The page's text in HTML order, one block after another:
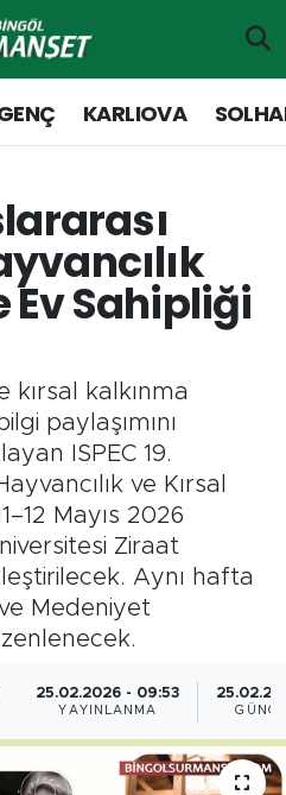
KARLIOVA
Ev Sahipliği
kırsal kalkınma
paylaşımını
ISPEC 19.
ve Kırsal
Mayıs 2026
Ziraat
Aynı hafta
Medeniyet
25.02.2026 - 09:53
YAYINLANMA
Haritası
ve Fikstür